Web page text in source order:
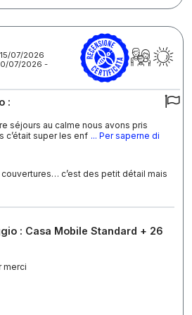
07/2026
07/2026 -
:
séjours au calme nous avons pris
c’était super les enf ... Per saperne di
c’est des petit détail mais
: Casa Mobile Standard + 26
merci